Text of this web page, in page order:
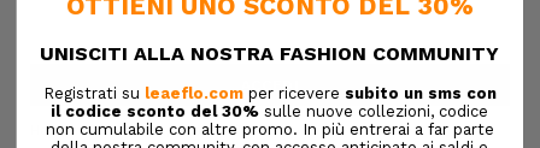
Hai dimenticato la password?